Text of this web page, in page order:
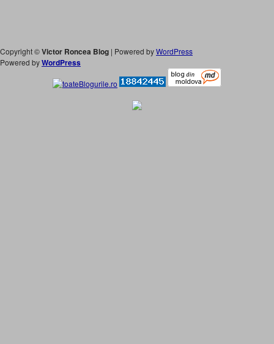
Copyright ©Victor Roncea Blog | Powered byWordPress
Powered byWordPress